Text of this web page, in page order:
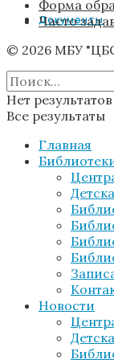
Документы
Форма
Часто
© 2026 МБУ "ЦБС
Нет результатов
Все результаты
Главная
Новости